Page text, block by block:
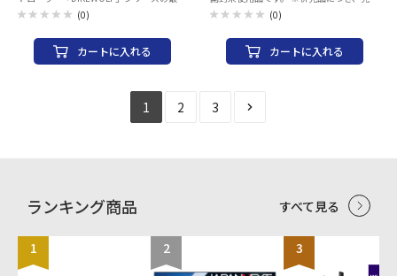
モデル ・ドリフト現象を軽減するFLYDIGI
採用のアナログスティック ・LTおよびRT
トリガーは0.1mm単位の押し込みに対応
するホールエフェクト式のリニアトリガー
リングレートは、無線1000Hz、有線
1000Hzのハイスペック仕様 ・十字キー部
分には、FLYDIGI自社開発による「8方向
(0)
カートに入れる
切れの際はご容赦ください。 ・WEBサイ
イプのBluetoothマウス。高さと角度にこ
だわったエルゴノミクスデザインを採用。
・カチカチと音がしない静音スイッチを搭
慮しながら使用できる。 ・最大2台まで接
(0)
カートに入れる
1 2 3
ランキング商品 すべて見る
1 2 3